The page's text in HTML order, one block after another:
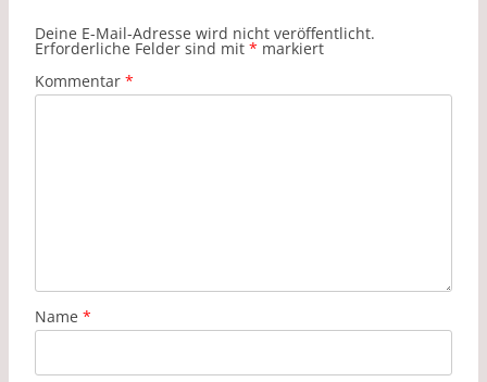
Deine E-Mail-Adresse wird nicht veröffentlicht.
Erforderliche Felder sind mit * markiert
Kommentar *
Name *